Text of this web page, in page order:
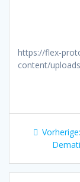
https://flex-
content/
Vorherige: